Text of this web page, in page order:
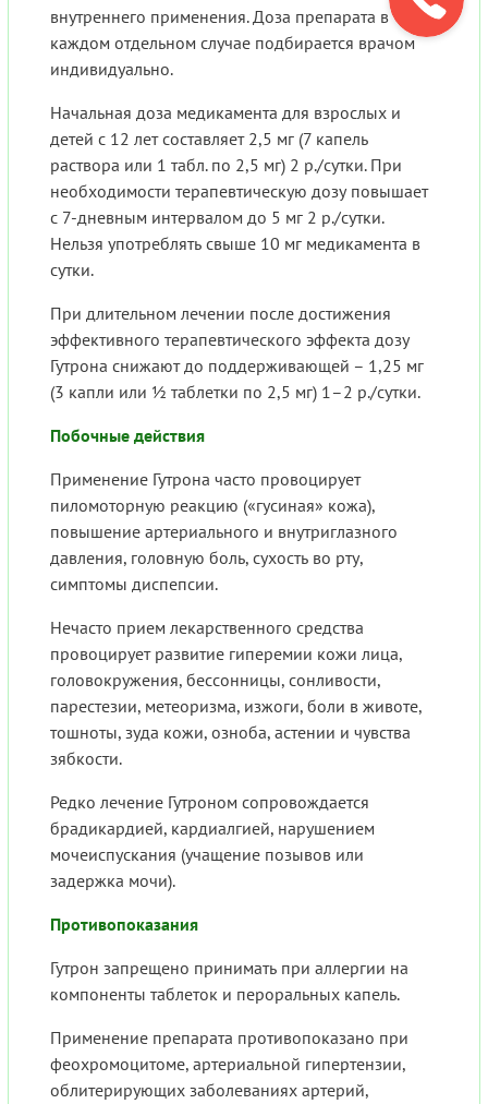
внутреннего применения. Доза препарата в
каждом отдельном случае подбирается врачом
индивидуально.
Начальная доза медикамента для взрослых и
детей с 12 лет составляет 2,5 мг (7 капель
раствора или 1 табл. по 2,5 мг) 2 р./сутки. При
необходимости терапевтическую дозу повышает
с 7-дневным интервалом до 5 мг 2 р./сутки.
Нельзя употреблять свыше 10 мг медикамента в
сутки.
При длительном лечении после достижения
эффективного терапевтического эффекта дозу
Гутрона снижают до поддерживающей – 1,25 мг
(3 капли или ½ таблетки по 2,5 мг) 1–2 р./сутки.
Побочные действия
Применение Гутрона часто провоцирует
пиломоторную реакцию («гусиная» кожа),
повышение артериального и внутриглазного
давления, головную боль, сухость во рту,
симптомы диспепсии.
Нечасто прием лекарственного средства
провоцирует развитие гиперемии кожи лица,
головокружения, бессонницы, сонливости,
парестезии, метеоризма, изжоги, боли в животе,
тошноты, зуда кожи, озноба, астении и чувства
зябкости.
Редко лечение Гутроном сопровождается
брадикардией, кардиалгией, нарушением
мочеиспускания (учащение позывов или
задержка мочи).
Противопоказания
Гутрон запрещено принимать при аллергии на
компоненты таблеток и пероральных капель.
Применение препарата противопоказано при
феохромоцитоме, артериальной гипертензии,
облитерирующих заболеваниях артерий,